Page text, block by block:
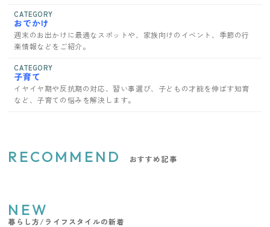
CATEGORY
おでかけ
週末のお出かけに最適なスポットや、家族向けのイベント、季節の行
楽情報などをご紹介。
CATEGORY
子育て
イヤイヤ期や反抗期の対応、習い事選び、子どもの才能を伸ばす知育
など、子育ての悩みを解決します。
RECOMMEND おすすめ記事
NEW
暮らし方/ライフスタイルの新着